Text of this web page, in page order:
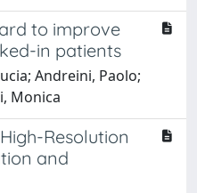
to improve
in patients
Andreini, Paolo;
Monica
Resolution
and